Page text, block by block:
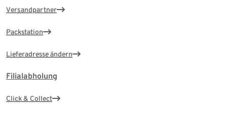
Versandpartner
Packstation
Lieferadresse ändern
Filialabholung
Click & Collect